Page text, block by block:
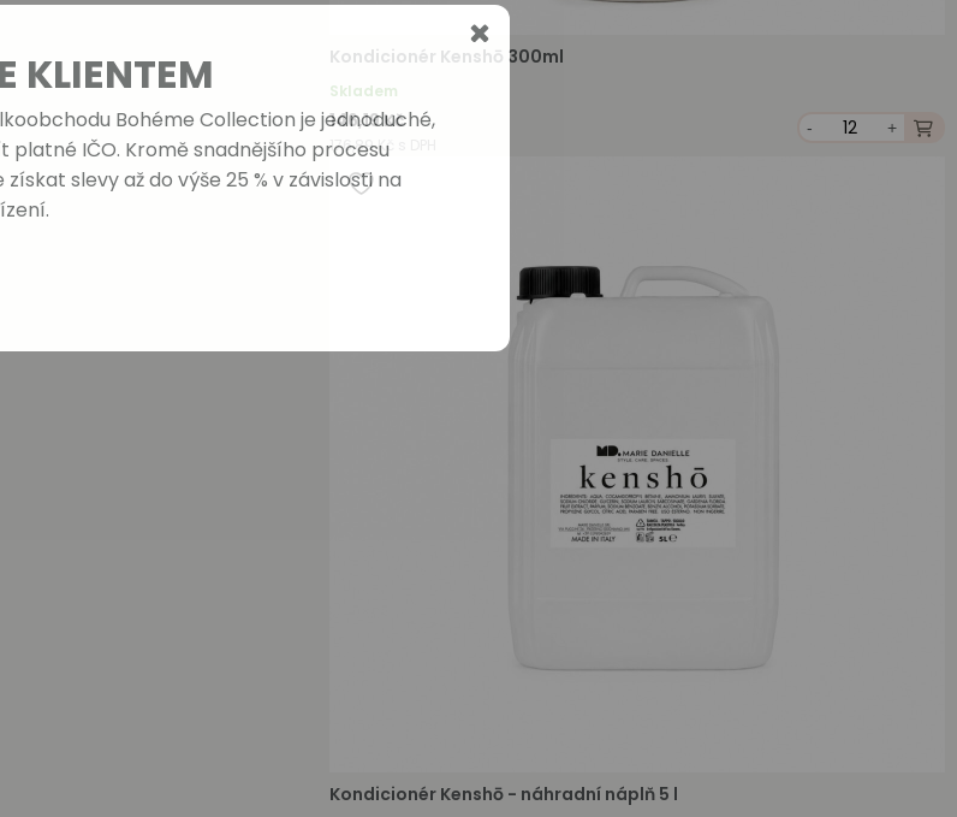
Kondicionér Kenshō 300ml
Skladem
146,19 Kč
176,89 Kč s DPH
- +
Kondicionér Kenshō - náhradní náplň 5 l
KLIENTEM
Bohéme Collection je jednoduché,
IČO. Kromě snadnějšího procesu
slevy až do výše 25 % v závislosti na